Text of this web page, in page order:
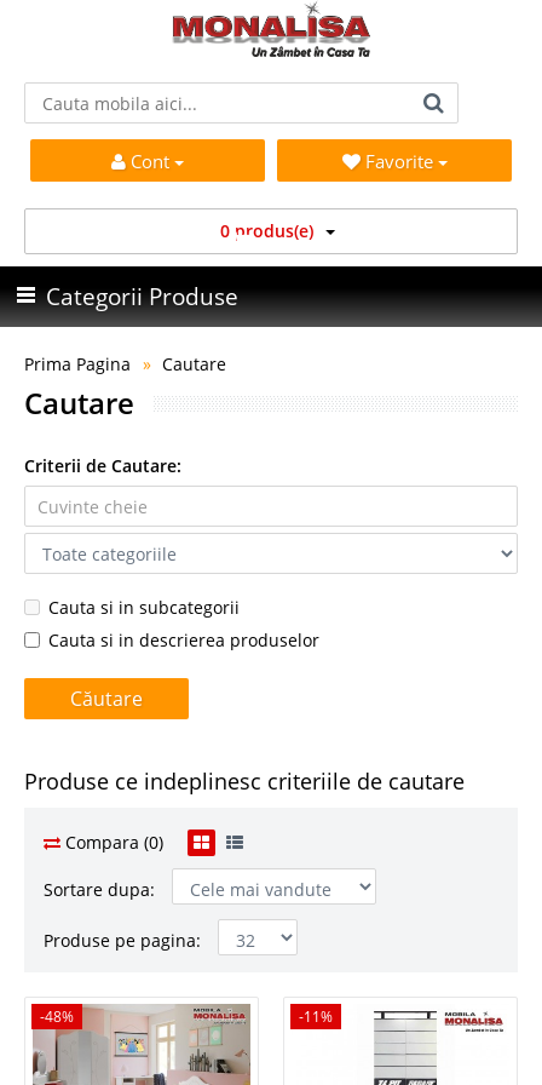
Cont Favorite
0 produs(e)
Categorii Produse
Prima Pagina Cautare
Cautare
Criterii de Cautare:
Cauta si in subcategorii
Cauta si in descrierea produselor
Produse ce indeplinesc criteriile de cautare
Compara (0)
Sortare dupa:
Produse pe pagina:
-48%
-48% -11%